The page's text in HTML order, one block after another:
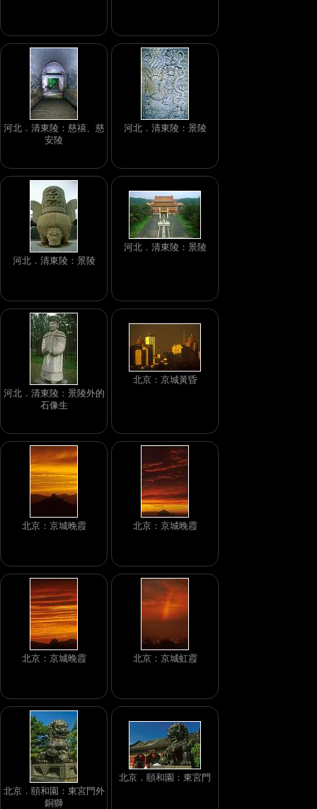
河北．清東陵：慈禧、慈
安陵
河北．清東陵：景陵
河北．清東陵：景陵
河北．清東陵：景陵
河北．清東陵：景陵外的
石像生
北京：京城黃昏
北京：京城晚霞 北京：京城晚霞
北京：京城晚霞 北京：京城虹霞
北京．頤和園：東宮門外
銅獅
北京．頤和園：東宮門